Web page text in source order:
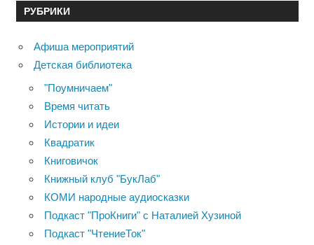
РУБРИКИ
Афиша мероприятий
Детская библиотека
"Поумничаем"
Время читать
Истории и идеи
Квадратик
Книговичок
Книжный клуб "БукЛаб"
КОМИ народные аудиосказки
Подкаст "ПроКниги" с Наталией Хузиной
Подкаст "ЧтениеТок"